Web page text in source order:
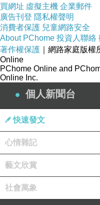
買網址 虛擬主機 企業郵件
廣告刊登 隱私權聲明
消費者保護 兒童網路安全
About PChome 投資人聯絡
著作權保護 ｜網路家庭版
Online
PChome Online and
Online Inc.
個人新聞台
快速發文
心情雜記
藝文欣賞
社會萬象